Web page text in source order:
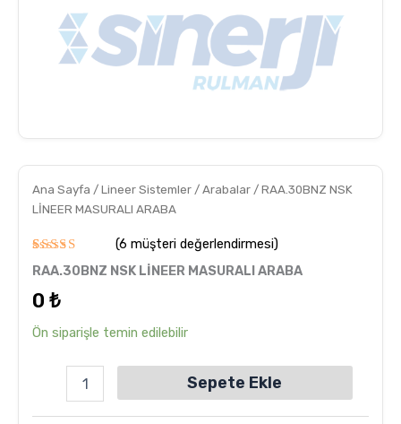
Ana Sayfa /Lineer Sistemler /Arabalar / RAA.30BNZ NSK
LİNEER MASURALI ARABA
6
müşteri
puanına
5
5.00
puan
aldı
(6 müşteri değerlendirmesi)
RAA.30BNZ NSK LİNEER MASURALI ARABA
0 ₺
Ön siparişle temin edilebilir
Sepete Ekle